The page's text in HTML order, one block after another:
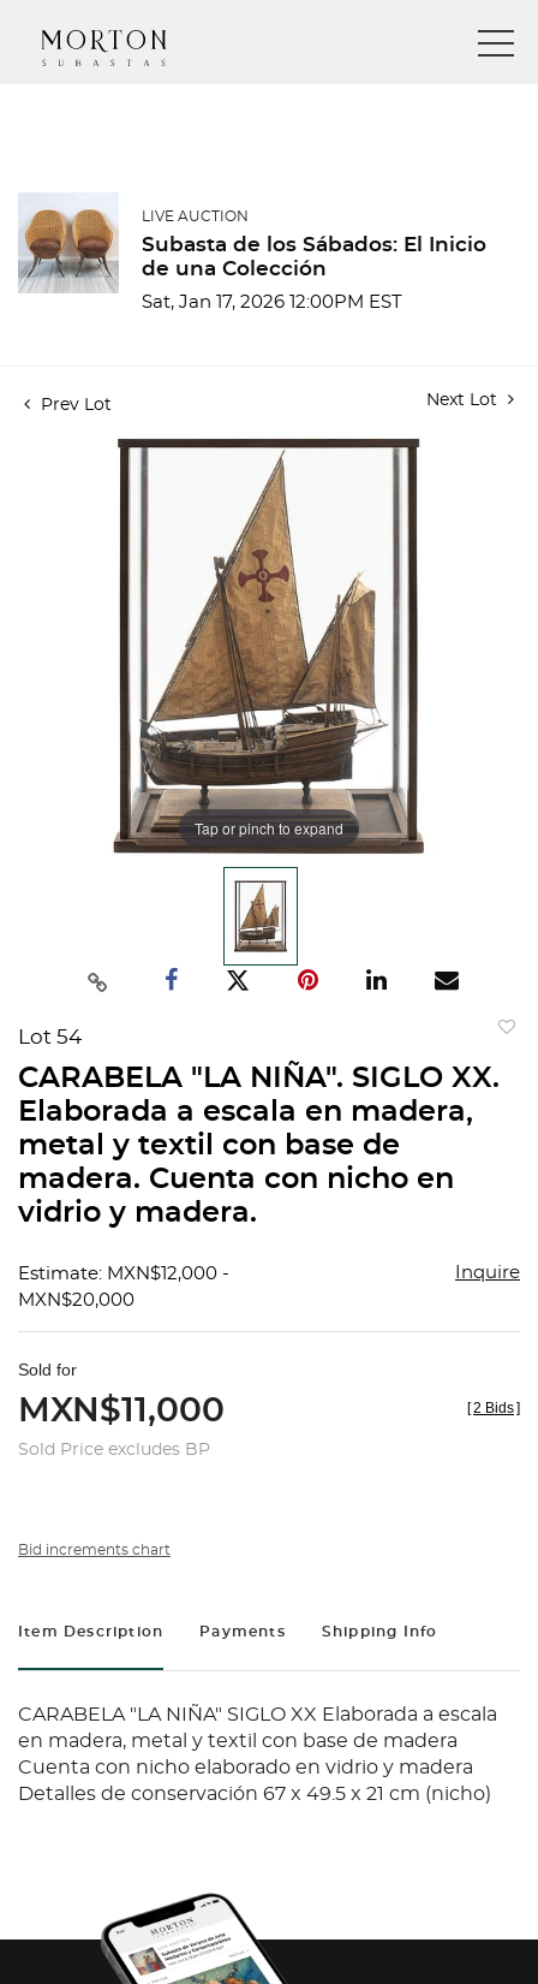
LIVE AUCTION
Subasta de los Sábados: El Inicio
de una Colección
Sat, Jan 17, 2026 12:00PM EST
Prev Lot Next Lot
Tap or pinch to expand
Lot 54
CARABELA "LA NIÑA". SIGLO XX.
Elaborada a escala en madera,
metal y textil con base de
madera. Cuenta con nicho en
vidrio y madera.
Estimate: MXN$12,000 -
MXN$20,000
Inquire
Sold for
MXN$11,000
Sold Price excludes BP
[2 Bids]
Bid increments chart
Item Description Payments Shipping Info
CARABELA "LA NIÑA" SIGLO XX Elaborada a escala
en madera, metal y textil con base de madera
Cuenta con nicho elaborado en vidrio y madera
Detalles de conservación 67 x 49.5 x 21 cm (nicho)